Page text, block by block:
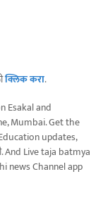
क्लिक करा.
Esakal and
Mumbai. Get the
updates,
And Live taja batmya
news Channel app